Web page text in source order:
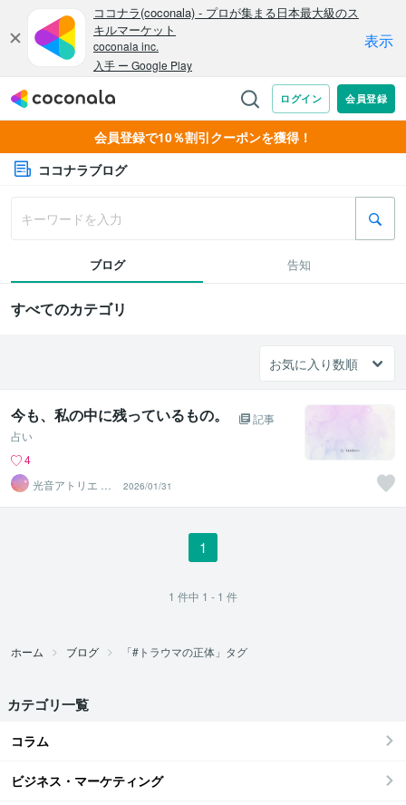
会員登録で10％割引クーポンを獲得！
ココナラブログ
ブログ 告知
すべてのカテゴリ
今も、私の中に残っているもの。
記事
占い
4
光音アトリエ Lu
minara☆字霊占
い
2026/01/31
1
1 件中 1 - 1 件
ホーム ブログ 「#トラウマの正体」タグ
カテゴリ一覧
コラム
ビジネス・マーケティング